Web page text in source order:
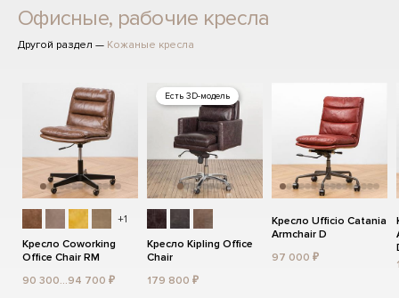
Офисные, рабочие кресла
Другой раздел — Кожаные кресла
+1
Кресло Coworking
Office Chair RM
90 300...94 700 ₽
Есть 3D-модель
Кресло Kipling Office
Chair
179 800 ₽
Кресло Ufficio Catania
Armchair D
97 000 ₽